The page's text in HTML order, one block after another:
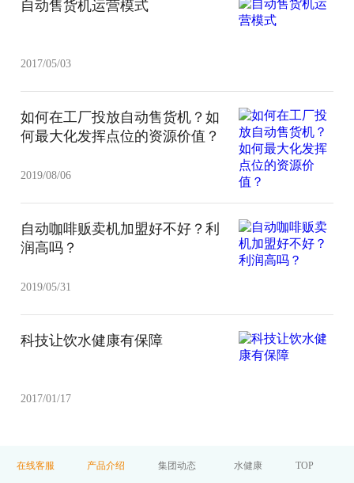
自动售货机运营模式
2017/05/03
如何在工厂投放自动售货机？如
何最大化发挥点位的资源价值？
2019/08/06
自动咖啡贩卖机加盟好不好？利
润高吗？
2019/05/31
科技让饮水健康有保障
2017/01/17
在线客服 产品介绍 集团动态 水健康 TOP